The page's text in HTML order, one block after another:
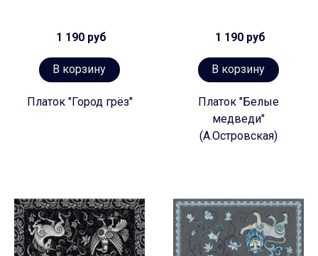
1 190 руб
В корзину
Платок "Город грёз"
1 190 руб
В корзину
Платок "Белые
медведи"
(А.Островская)